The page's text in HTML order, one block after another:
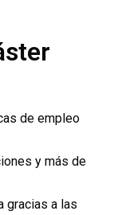
de empleo
y más de
gracias a las